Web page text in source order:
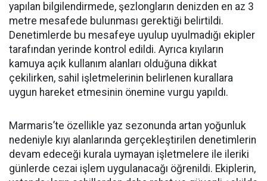
yapılan bilgilendirmede, şezlongların denizden en az 3
metre mesafede bulunması gerektiği belirtildi.
Denetimlerde bu mesafeye uyulup uyulmadığı ekipler
tarafından yerinde kontrol edildi. Ayrıca kıyıların
kamuya açık kullanım alanları olduğuna dikkat
çekilirken, sahil işletmelerinin belirlenen kurallara
uygun hareket etmesinin önemine vurgu yapıldı.
Marmaris’te özellikle yaz sezonunda artan yoğunluk
nedeniyle kıyı alanlarında gerçekleştirilen denetimlerin
devam edeceği kurala uymayan işletmelere ile ileriki
günlerde cezai işlem uygulanacağı öğrenildi. Ekiplerin,